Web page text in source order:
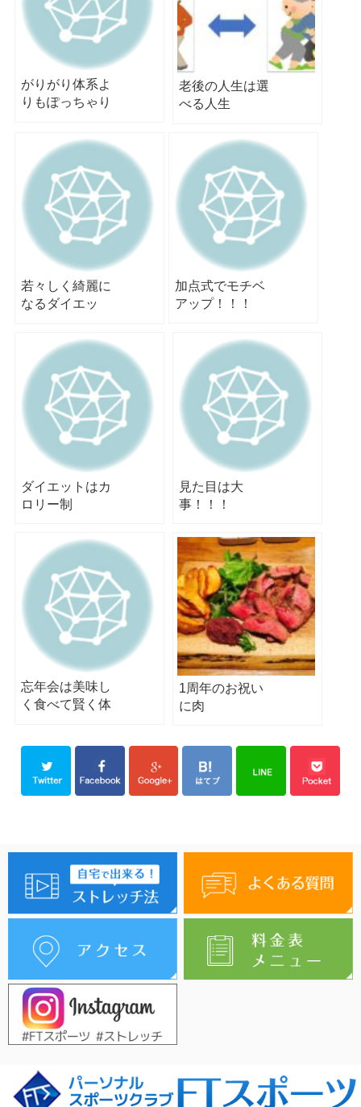
がりがり体系よ
りもぽっちゃり
老後の人生は選
べる人生
若々しく綺麗に
なるダイエッ
加点式でモチベ
アップ！！！
ダイエットはカ
ロリー制
見た目は大
事！！！
忘年会は美味し
く食べて賢く体
1周年のお祝い
に肉